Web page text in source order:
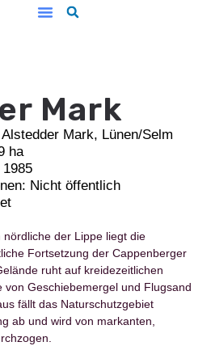
Mark
Mark, Lünen/Selm
ha
Nicht öffentlich
der Lippe liegt die
Fortsetzung der Cappenberger
ruht auf kreidezeitlichen
von Geschiebemergel und Flugsand
fällt das Naturschutzgebiet
ab und wird von markanten,